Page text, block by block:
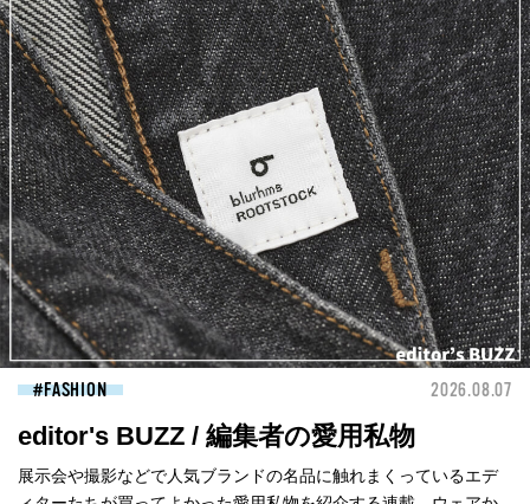
FASHION 2026.08.07
editor's BUZZ / 編集者の愛用私物
展示会や撮影などで人気ブランドの名品に触れまくっているエデ